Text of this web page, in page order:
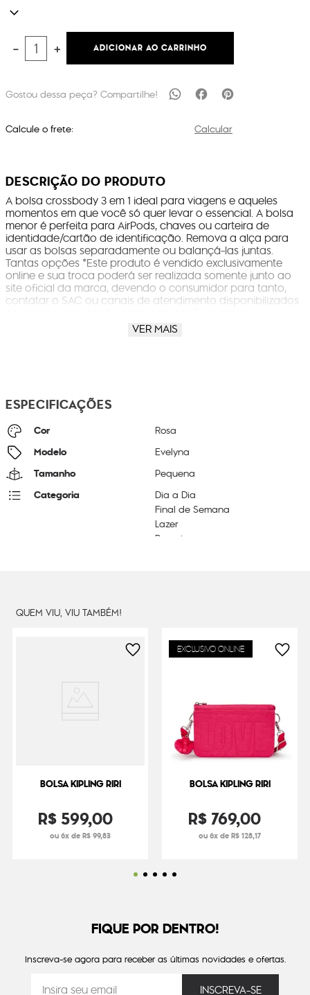
＋
－ ADICIONAR AO CARRINHO
Calcule o frete: Calcular
DESCRIÇÃO DO PRODUTO
A bolsa crossbody 3 em 1 ideal para viagens e aqueles
momentos em que você só quer levar o essencial. A bolsa
menor é perfeita para AirPods, chaves ou carteira de
identidade/cartão de identificação. Remova a alça para
usar as bolsas separadamente ou balançá-las juntas.
Tantas opções *Este produto é vendido exclusivamente
online e sua troca poderá ser realizada somente junto ao
site oficial da marca, devendo o consumidor para tanto,
contatar o SAC ou canais de atendimento disponibilizados
procedimentos a serem seguidos.* *Este produto é vendido
exclusivamente online e sua troca poderá ser realizada
sobre os procedimentos a serem seguidos.*
VER MAIS
ESPECIFICAÇÕES
Cor Rosa
Modelo Evelyna
Tamanho Pequena
Categoria
Dia a Dia
Final de Semana
Lazer
Passeio
Peso
QUEM VIU, VIU TAMBÉM!
BOLSA KIPLING RIRI
R$599,00
ou 6x de R$ 99,83
EXCLUSIVO ONLINE
BOLSA KIPLING RIRI
R$769,00
ou 6x de R$ 128,17
FIQUE POR DENTRO!
Inscreva-se agora para receber as últimas novidades e ofertas.